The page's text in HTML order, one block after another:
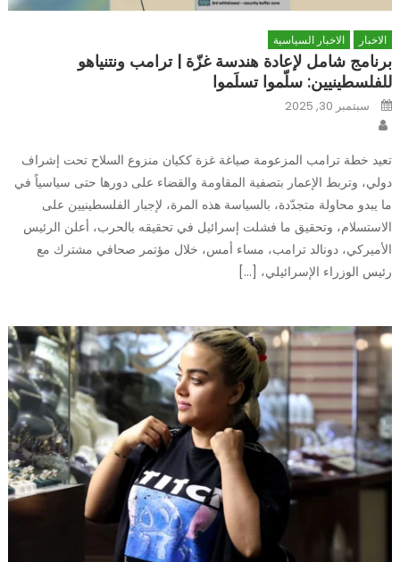
الاخبار الاخبار السياسية
برنامج شامل لإعادة هندسة غزّة | ترامب ونتنياهو
للفلسطينيين: سلّموا تسلَموا
Posted
onسبتمبر 30, 2025
تعيد خطة ترامب المزعومة صياغة غزة ككيان منزوع السلاح تحت إشراف
دولي، وتربط الإعمار بتصفية المقاومة والقضاء على دورها حتى سياسياً في
ما يبدو محاولة متجدّدة، بالسياسة هذه المرة، لإجبار الفلسطينيين على
الاستسلام، وتحقيق ما فشلت إسرائيل في تحقيقه بالحرب، أعلن الرئيس
الأميركي، دونالد ترامب، مساء أمس، خلال مؤتمر صحافي مشترك مع
رئيس الوزراء الإسرائيلي، […]